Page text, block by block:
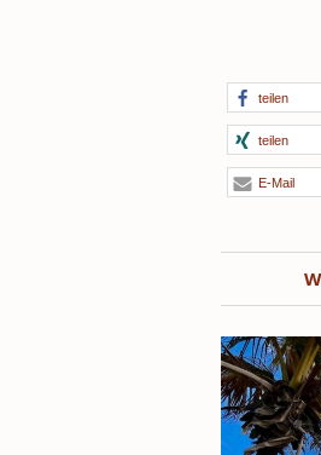
teilen
teilen
E-Mail